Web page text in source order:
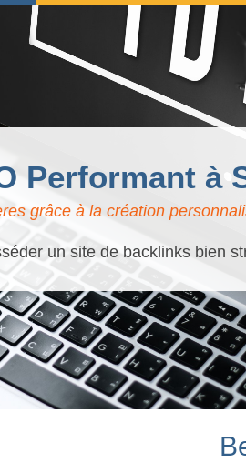
Performant à
grâce à la création
un site de backlinks bien